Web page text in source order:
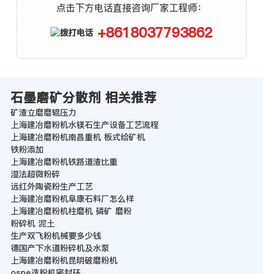
点击下方电话直接咨询厂家工程师：
+8618037793862
石墨磨矿分散剂 相关推荐
矿渣立磨磨辊压力
上海建冶磨粉机水镁石生产设备工艺流程
上海建冶磨粉机南昌重机 板式给矿机
铁粉添加
上海建冶磨粉机铁路道渣比重
湿法超微粉碎
远红外陶瓷粉生产工艺
上海建冶磨粉机阜康石料厂怎么样
上海建冶磨粉机柱磨机 磷矿 磨粉
粉碎机 泥土
生产双飞粉机械要多少钱
德国产下水道粉碎机及水泵
上海建冶磨粉机昆明破磨粉机